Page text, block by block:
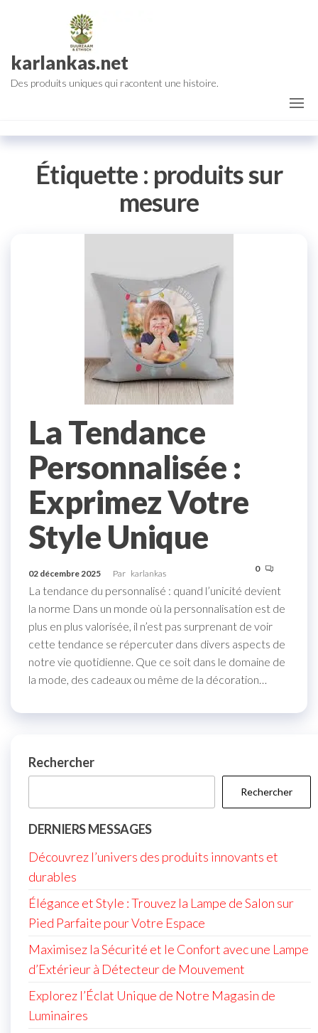
karlankas.net
Des produits uniques qui racontent une histoire.
Étiquette : produits sur
mesure
La Tendance
Personnalisée :
Exprimez Votre
Style Unique
02 décembre 2025 Par karlankas 0
La tendance du personnalisé : quand l’unicité devient
la norme Dans un monde où la personnalisation est de
plus en plus valorisée, il n’est pas surprenant de voir
cette tendance se répercuter dans divers aspects de
notre vie quotidienne. Que ce soit dans le domaine de
la mode, des cadeaux ou même de la décoration…
Rechercher
Rechercher
DERNIERS MESSAGES
Découvrez l’univers des produits innovants et
durables
Élégance et Style : Trouvez la Lampe de Salon sur
Pied Parfaite pour Votre Espace
Maximisez la Sécurité et le Confort avec une Lampe
d’Extérieur à Détecteur de Mouvement
Explorez l’Éclat Unique de Notre Magasin de
Luminaires